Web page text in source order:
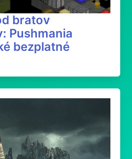
bratov
Pushmania
bezplatné